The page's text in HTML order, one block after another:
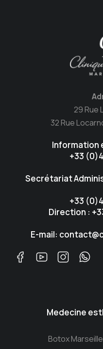
29 Rue
32 Rue
Information
+33
Secrétariat
+33
Direction :
E-mail:
Medecine
Botox